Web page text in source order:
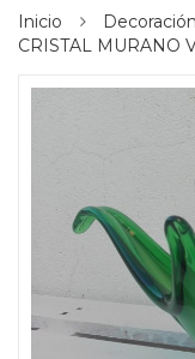
Inicio Decoración
CRISTAL MURANO